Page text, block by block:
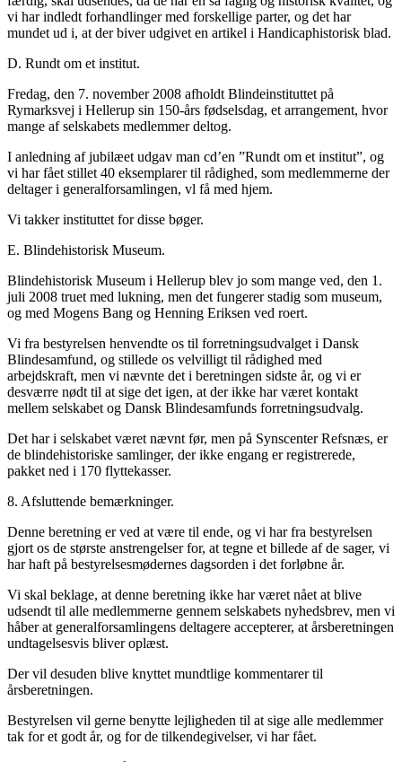
vi har indledt forhandlinger med forskellige parter, og det har
mundet ud i, at der biver udgivet en artikel i Handicaphistorisk blad.
D. Rundt om et institut.
Fredag, den 7. november 2008 afholdt Blindeinstituttet på
Rymarksvej i Hellerup sin 150-års fødselsdag, et arrangement, hvor
mange af selskabets medlemmer deltog.
I anledning af jubilæet udgav man cd’en ”Rundt om et institut”, og
vi har fået stillet 40 eksemplarer til rådighed, som medlemmerne der
deltager i generalforsamlingen, vl få med hjem.
Vi takker instituttet for disse bøger.
E. Blindehistorisk Museum.
Blindehistorisk Museum i Hellerup blev jo som mange ved, den 1.
juli 2008 truet med lukning, men det fungerer stadig som museum,
og med Mogens Bang og Henning Eriksen ved roert.
Vi fra bestyrelsen henvendte os til forretningsudvalget i Dansk
Blindesamfund, og stillede os velvilligt til rådighed med
arbejdskraft, men vi nævnte det i beretningen sidste år, og vi er
desværre nødt til at sige det igen, at der ikke har været kontakt
mellem selskabet og Dansk Blindesamfunds forretningsudvalg.
Det har i selskabet været nævnt før, men på Synscenter Refsnæs, er
de blindehistoriske samlinger, der ikke engang er registrerede,
pakket ned i 170 flyttekasser.
8. Afsluttende bemærkninger.
Denne beretning er ved at være til ende, og vi har fra bestyrelsen
gjort os de største anstrengelser for, at tegne et billede af de sager, vi
har haft på bestyrelsesmødernes dagsorden i det forløbne år.
Vi skal beklage, at denne beretning ikke har været nået at blive
udsendt til alle medlemmerne gennem selskabets nyhedsbrev, men vi
håber at generalforsamlingens deltagere accepterer, at årsberetningen
undtagelsesvis bliver oplæst.
Der vil desuden blive knyttet mundtlige kommentarer til
årsberetningen.
Bestyrelsen vil gerne benytte lejligheden til at sige alle medlemmer
tak for et godt år, og for de tilkendegivelser, vi har fået.